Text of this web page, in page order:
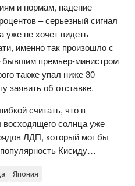
и нормам, падение
– серьезный сигнал
уже не хочет видеть
именно так произошло с
премьер-министром
также упал ниже 30
заявить об отставке.
считать, что в
восходящего солнца уже
ЛДП, который мог бы
Кисиду…
Япония